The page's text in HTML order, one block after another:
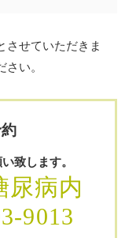
させていただきま
い。
致します。
尿病内
9013